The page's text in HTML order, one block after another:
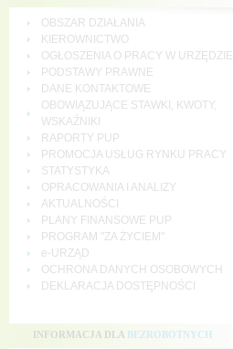
OBSZAR DZIAŁANIA
KIEROWNICTWO
OGŁOSZENIA O PRACY W URZĘDZIE
PODSTAWY PRAWNE
DANE KONTAKTOWE
OBOWIĄZUJĄCE STAWKI, KWOTY,
WSKAŹNIKI
RAPORTY PUP
PROMOCJA USŁUG RYNKU PRACY
STATYSTYKA
OPRACOWANIA I ANALIZY
AKTUALNOŚCI
PLANY FINANSOWE PUP
PROGRAM "ZA ŻYCIEM"
e-URZĄD
OCHRONA DANYCH OSOBOWYCH
DEKLARACJA DOSTĘPNOŚCI
INFORMACJA DLA BEZROBOTNYCH